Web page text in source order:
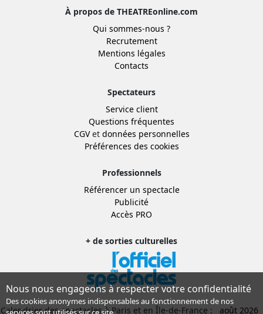
À propos de THEATREonline.com
Qui sommes-nous ?
Recrutement
Mentions légales
Contacts
Spectateurs
Service client
Questions fréquentes
CGVet données personnelles
Préférences des cookies
Professionnels
Référencer un spectacle
Publicité
Accès PRO
+ de sorties culturelles
Calendrier des spectacles à Paris et en Île-de-France : août 2026
Nous nous engageons à respecter votre confidentialité
Des cookies anonymes indispensables au fonctionnement de nos